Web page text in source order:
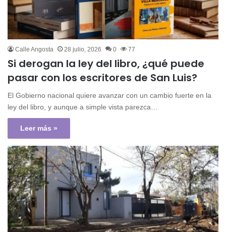
Calle Angosta 28 julio, 2026 0 77
Si derogan la ley del libro, ¿qué puede
pasar con los escritores de San Luis?
El Gobierno nacional quiere avanzar con un cambio fuerte en la
ley del libro, y aunque a simple vista parezca…
Leer más »